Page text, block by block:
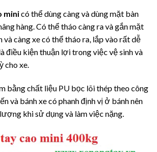
minicó thể dùng càng và dùng mặt bàn
hàng. Có thể tháo càng ra và gắn mặt
và càng xe có thể tháo ra, lắp vào rất dễ
điều kiện thuận lợi trong việc vệ sinh và
cho xe.
bằng chất liệu PU bọc lõi thép theo công
và bánh xe có phanh định vị ở bánh nên
khi sử dụng và làm việc nặng.